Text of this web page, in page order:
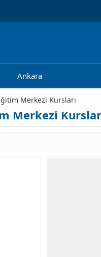
Ankara
Merkezi Kursları
Merkezi